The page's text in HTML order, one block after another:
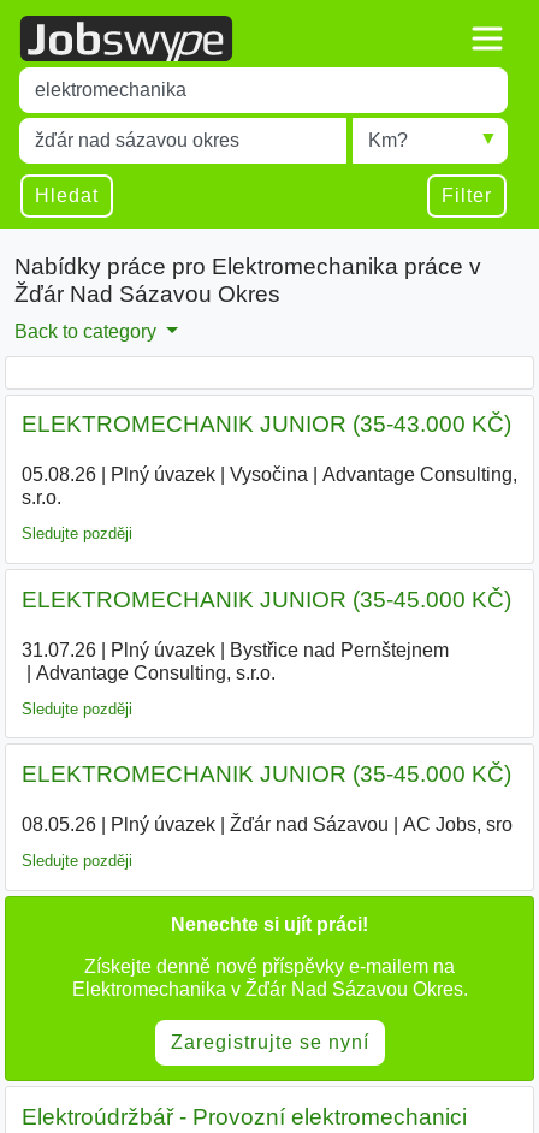
Title
Type 1 or more characters for results.
Místo
Type 1 or more characters for results.
Radius
Hledat Filter
Nabídky práce pro Elektromechanika práce v
Žďár Nad Sázavou Okres
Back to category
ELEKTROMECHANIK JUNIOR (35-43.000 KČ)
05.08.26| Plný úvazek| Vysočina
Advantage Consulting,
s.r.o.
Sledujte později
ELEKTROMECHANIK JUNIOR (35-45.000 KČ)
31.07.26| Plný úvazek| Bystřice nad Pernštejnem|
Advantage Consulting, s.r.o.
Sledujte později
ELEKTROMECHANIK JUNIOR (35-45.000 KČ)
08.05.26| Plný úvazek| Žďár nad Sázavou AC Jobs, sro|
Sledujte později
Nenechte si ujít práci!
Získejte denně nové příspěvky e-mailem na
Elektromechanika v Žďár Nad Sázavou Okres.
Zaregistrujte se nyní
Elektroúdržbář - Provozní elektromechanici